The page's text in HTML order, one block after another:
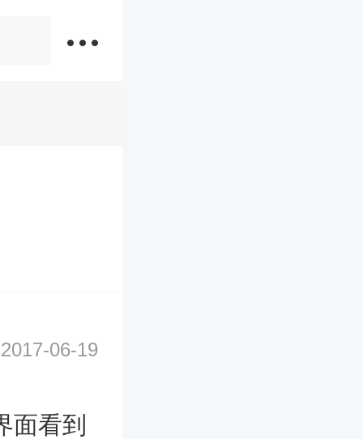
2017-06-19
面看到